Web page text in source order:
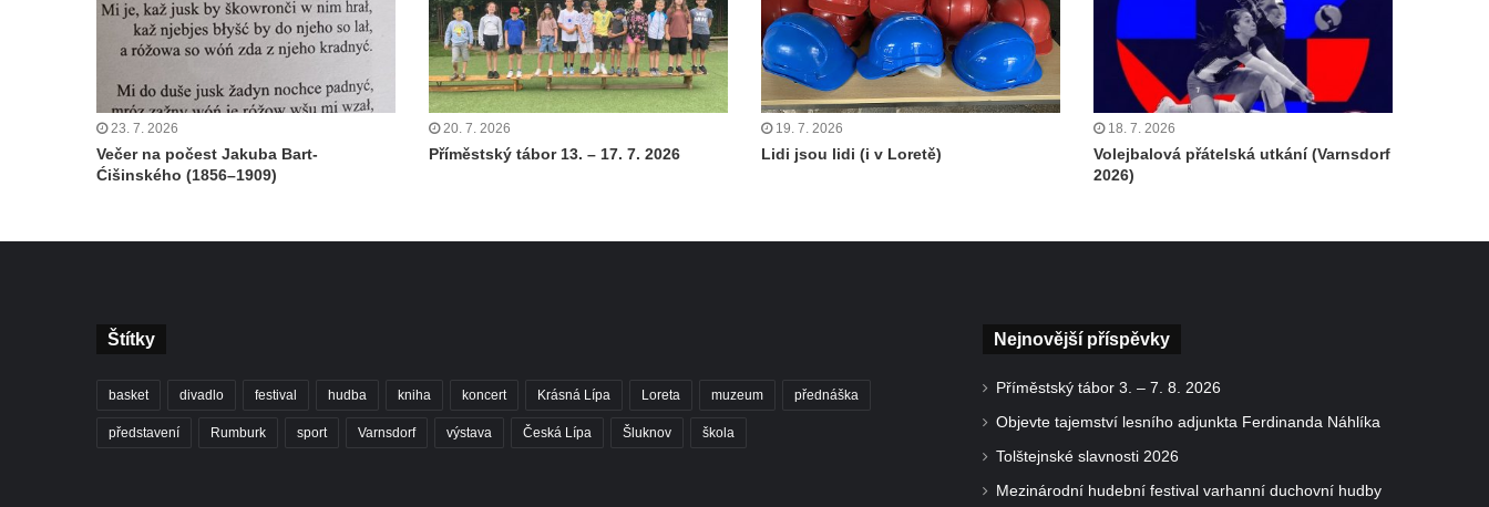
23. 7. 2026
Večer na počest Jakuba Bart-
Ćišinského (1856–1909)
20. 7. 2026
Příměstský tábor 13. – 17. 7. 2026
19. 7. 2026
Lidi jsou lidi (i v Loretě)
18. 7. 2026
Volejbalová přátelská utkání (Varnsdorf
2026)
Štítky
basket divadlo festival hudba kniha koncert Krásná Lípa Loreta muzeum přednáška
představení Rumburk sport Varnsdorf výstava Česká Lípa Šluknov škola
Nejnovější příspěvky
Příměstský tábor 3. – 7. 8. 2026
Objevte tajemství lesního adjunkta Ferdinanda Náhlíka
Tolštejnské slavnosti 2026
Mezinárodní hudební festival varhanní duchovní hudby